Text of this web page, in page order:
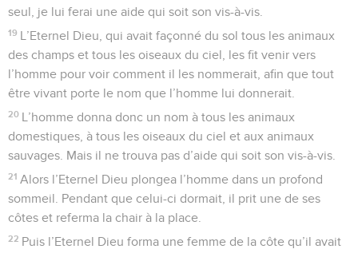
seul, je lui ferai une aide qui soit son vis-à-vis.
19 L’Eternel Dieu, qui avait façonné du sol tous les animaux
des champs et tous les oiseaux du ciel, les fit venir vers
l’homme pour voir comment il les nommerait, afin que tout
être vivant porte le nom que l’homme lui donnerait.
20 L’homme donna donc un nom à tous les animaux
domestiques, à tous les oiseaux du ciel et aux animaux
sauvages. Mais il ne trouva pas d’aide qui soit son vis-à-vis.
21 Alors l’Eternel Dieu plongea l’homme dans un profond
sommeil. Pendant que celui-ci dormait, il prit une de ses
côtes et referma la chair à la place.
22 Puis l’Eternel Dieu forma une femme de la côte qu’il avait